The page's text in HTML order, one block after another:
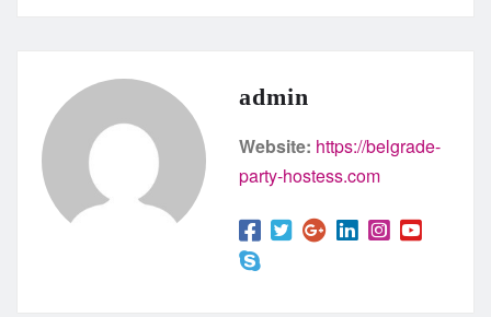
admin
Website: https://belgrade-
party-hostess.com